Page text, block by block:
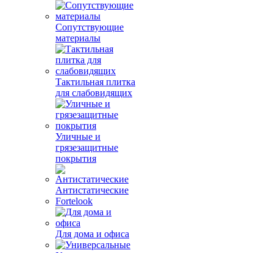
Сопутствующие
материалы
Тактильная плитка
для слабовидящих
Уличные и
грязезащитные
покрытия
Антистатические
Fortelook
Для дома и офиса